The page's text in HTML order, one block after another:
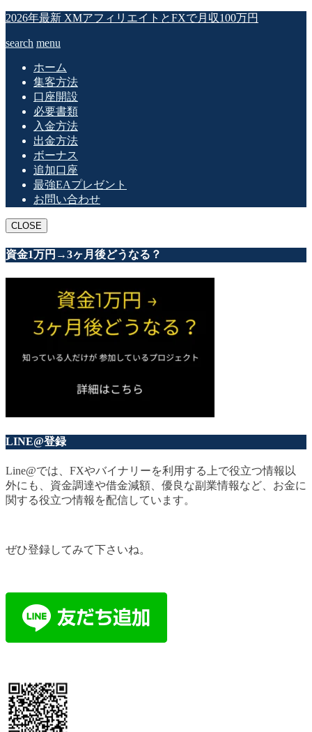
2026年最新 XMアフィリエイトとFXで月収100万円
search menu
ホーム
集客方法
口座開設
必要書類
入金方法
出金方法
ボーナス
追加口座
最強EAプレゼント
お問い合わせ
CLOSE
資金1万円→3ヶ月後どうなる？
LINE@登録
Line@では、FXやバイナリーを利用する上で役立つ情報以
外にも、資金調達や借金減額、優良な副業情報など、お金に
関する役立つ情報を配信しています。
ぜひ登録してみて下さいね。